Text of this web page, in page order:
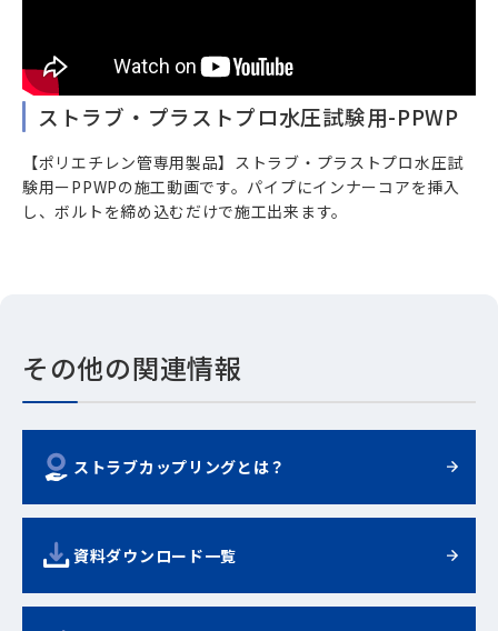
ストラブ・プラストプロ水圧試験用-PPWP
【ポリエチレン管専用製品】ストラブ・プラストプロ水圧試
験用ーPPWPの施工動画です。パイプにインナーコアを挿入
し、ボルトを締め込むだけで施工出来ます。
その他の関連情報
ストラブカップリングとは？
資料ダウンロード一覧